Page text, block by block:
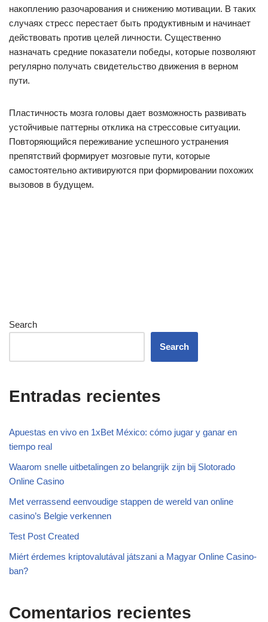
накоплению разочарования и снижению мотивации. В таких
случаях стресс перестает быть продуктивным и начинает
действовать против целей личности. Существенно
назначать средние показатели победы, которые позволяют
регулярно получать свидетельство движения в верном
пути.
Пластичность мозга головы дает возможность развивать
устойчивые паттерны отклика на стрессовые ситуации.
Повторяющийся переживание успешного устранения
препятствий формирует мозговые пути, которые
самостоятельно активируются при формировании похожих
вызовов в будущем.
Search
Search
Entradas recientes
Apuestas en vivo en 1xBet México: cómo jugar y ganar en
tiempo real
Waarom snelle uitbetalingen zo belangrijk zijn bij Slotorado
Online Casino
Met verrassend eenvoudige stappen de wereld van online
casino’s Belgie verkennen
Test Post Created
Miért érdemes kriptovalutával játszani a Magyar Online Casino-
ban?
Comentarios recientes